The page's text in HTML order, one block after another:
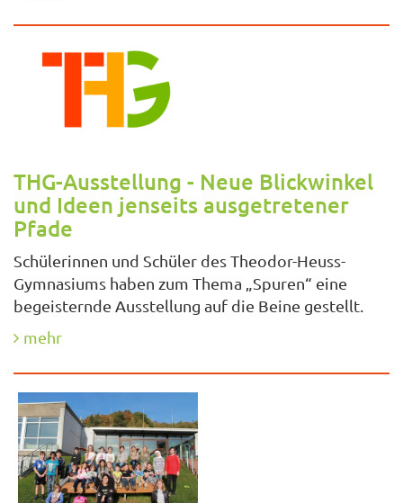
THG-Ausstellung - Neue Blickwinkel
und Ideen jenseits ausgetretener
Pfade
Schülerinnen und Schüler des Theodor-Heuss-
Gymnasiums haben zum Thema „Spuren“ eine
begeisternde Ausstellung auf die Beine gestellt.
mehr